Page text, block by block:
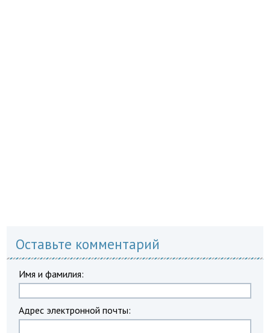
Оставьте комментарий
Имя и фамилия:
Адрес электронной почты: